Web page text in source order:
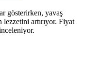
gösterirken, yavaş
artırıyor. Fiyat